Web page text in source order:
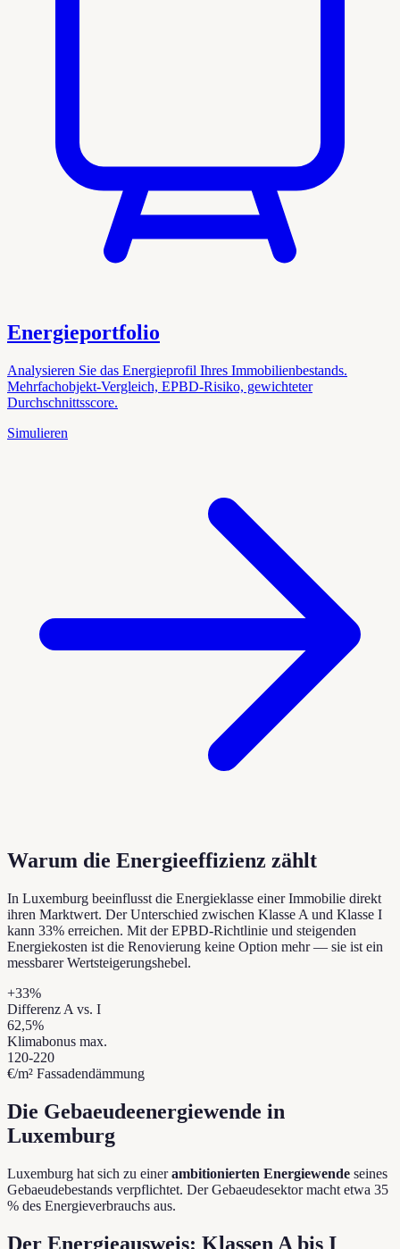
Energieportfolio
Analysieren Sie das Energieprofil Ihres Immobilienbestands.
Mehrfachobjekt-Vergleich, EPBD-Risiko, gewichteter
Durchschnittsscore.
Simulieren
Warum die Energieeffizienz zählt
In Luxemburg beeinflusst die Energieklasse einer Immobilie direkt
ihren Marktwert. Der Unterschied zwischen Klasse A und Klasse I
kann 33% erreichen. Mit der EPBD-Richtlinie und steigenden
Energiekosten ist die Renovierung keine Option mehr — sie ist ein
messbarer Wertsteigerungshebel.
+33%
Differenz A vs. I
62,5%
Klimabonus max.
120-220
€/m² Fassadendämmung
Die Gebaeudeenergiewende in
Luxemburg
Luxemburg hat sich zu einerambitionierten Energiewende seines
Gebaeudebestands verpflichtet. Der Gebaeudesektor macht etwa 35
% des Energieverbrauchs aus.
Der Energieausweis: Klassen A bis I